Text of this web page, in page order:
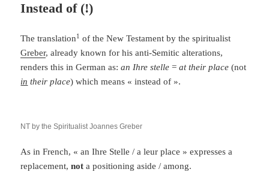
Instead of (!)
The translation1 of the New Testament by the spiritualist
Greber, already known for his anti-Semitic alterations,
renders this in German as:an Ihre stelle =at their place (not
in their place) which means « instead of ».
NT by the Spiritualist Joannes Greber
As in French, « an Ihre Stelle / a leur place » expresses a
replacement,not a positioning aside / among.